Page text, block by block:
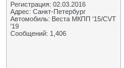
Регистрация: 02.03.2016
Адрес: Санкт-Петербург
Автомобиль: Веста МКПП '15/CVT
'19
Сообщений: 1,406